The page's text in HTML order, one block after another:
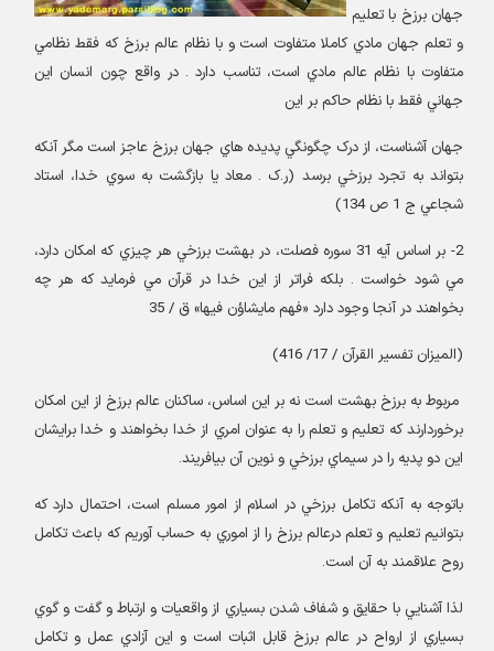
جهان برزخ با تعليم
و تعلم جهان مادي کاملا متفاوت است و با نظام عالم برزخ که فقط نظامي
متفاوت با نظام عالم مادي است، تناسب دارد . در واقع چون انسان اين
جهاني فقط با نظام حاکم بر اين
جهان آشناست، از درک چگونگي پديده هاي جهان برزخ عاجز است مگر آنکه
بتواند به تجرد برزخي برسد (ر.ک . معاد يا بازگشت به سوي خدا، استاد
شجاعي ج 1 ص 134
)
بر اساس آيه 31 سوره فصلت، در بهشت برزخي هر چيزي که امکان دارد،
مي شود خواست . بلکه فراتر از اين خدا در قرآن مي فرمايد که هر چه
بخواهند در آنجا وجود دارد «فهم مايشاؤن فيها» ق / 35
الميزان تفسير القرآن / 17/ 416 )
مربوط به برزخ بهشت است نه بر اين اساس، ساکنان عالم برزخ از اين امکان
برخوردارند که تعليم و تعلم را به عنوان امري از خدا بخواهند و خدا برايشان
اين دو پديه را در سيماي برزخي و نوين آن بيافريند.
باتوجه به آنکه تکامل برزخي در اسلام از امور مسلم است، احتمال دارد که
بتوانيم تعليم و تعلم درعالم برزخ را از اموري به حساب آوريم که باعث تکامل
روح علاقمند به آن است.
لذا آشنايي با حقايق و شفاف شدن بسياري از واقعيات و ارتباط و گفت و گوي
بسياري از ارواح در عالم برزخ قابل اثبات است و اين آزادي عمل و تکامل